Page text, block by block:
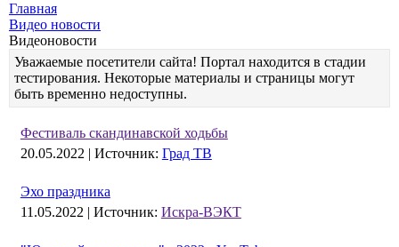
Главная
Видео новости
Видеоновости
Уважаемые посетители сайта! Портал находится в стадии
тестирования. Некоторые материалы и страницы могут
быть временно недоступны.
Фестиваль скандинавской ходьбы
20.05.2022 | Источник: Град ТВ
Эхо праздника
11.05.2022 | Источник: Искра-ВЭКТ